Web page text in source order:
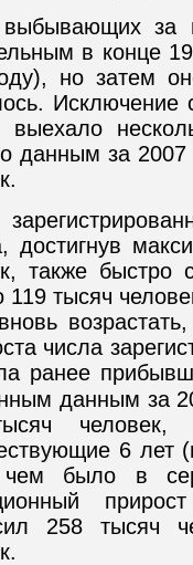
за
в конце
но затем
Исключение
выехало
данным за 2007
достигнув
также быстро
119 тысяч
числа
ранее
данным за
человек,
6 лет
было в
258 тысяч